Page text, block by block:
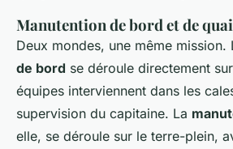
Manutention de bord et de quai
Deux mondes, une même mission.
de bord se déroule directement
équipes interviennent dans les
supervision du capitaine. La
elle, se déroule sur le terre-plein,